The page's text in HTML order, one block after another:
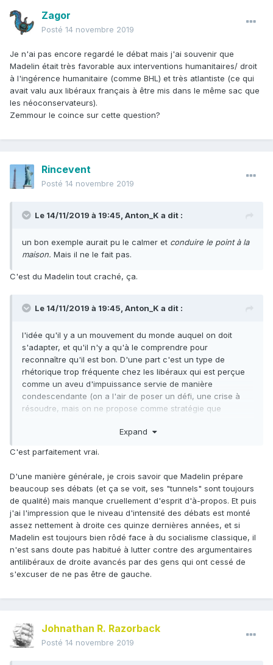
comme de la double pensée : est-ce que l'uniformisation
est un problème dont il s'agit de dire qu'il n'existe pas tant
fait il est bon?
La force de Zemmour c'est qu'il a un argumentaire assez
familier du public, et qu'en général il est capable d'apporter
une référence, une précision en plus de ce que disent les
gens qui ne connaissent que les éléments de langage. Les
mouche, ils ressemblent à des banalités ou des
incantations un peu douteuses.
Zagor
Posté 14 novembre 2019
Je n'ai pas encore regardé le débat mais j'ai souvenir que
Madelin était très favorable aux interventions humanitaires/ droit
à l'ingérence humanitaire (comme BHL) et très atlantiste (ce qui
avait valu aux libéraux français à être mis dans le même sac que
les néoconservateurs).
Zemmour le coince sur cette question?
Rincevent
Posté 14 novembre 2019
Le 14/11/2019 à 19:45, Anton_K a dit :
un bon exemple aurait pu le calmer et conduire le point à la
maison. Mais il ne le fait pas.
C'est du Madelin tout craché, ça.
Le 14/11/2019 à 19:45, Anton_K a dit :
l'idée qu'il y a un mouvement du monde auquel on doit
s'adapter, et qu'il n'y a qu'à le comprendre pour
reconnaître qu'il est bon. D'une part c'est un type de
rhétorique trop fréquente chez les libéraux qui est perçue
comme un aveu d'impuissance servie de manière
condescendante (on a l'air de poser un défi, une crise à
résoudre, mais on ne propose comme stratégie que
Expand
C'est parfaitement vrai.
D'une manière générale, je crois savoir que Madelin prépare
beaucoup ses débats (et ça se voit, ses "tunnels" sont toujours
de qualité) mais manque cruellement d'esprit d'à-propos. Et puis
j'ai l'impression que le niveau d'intensité des débats est monté
assez nettement à droite ces quinze dernières années, et si
Madelin est toujours bien rôdé face à du socialisme classique, il
n'est sans doute pas habitué à lutter contre des argumentaires
antilibéraux de droite avancés par des gens qui ont cessé de
s'excuser de ne pas être de gauche.
Johnathan R. Razorback
Posté 14 novembre 2019